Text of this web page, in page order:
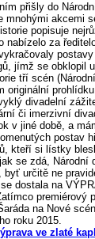
přišly do
mnohými akcemi
popisuje
nabízelo za
jímž se obklopil
tří scén
originální
divadelní
či imerzivní
v jiné době, a
postav
kteří si lístky
se zdá, Národní
byť určitě ne
dostala na
premiérový
na Nové
roku 2015.
ve zlaté